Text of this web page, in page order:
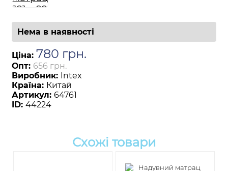
Нема в наявності
Ціна: 780 грн.
Опт: 656 грн.
Виробник: Intex
Країна: Китай
Артикул: 64761
ID: 44224
Схожі товари